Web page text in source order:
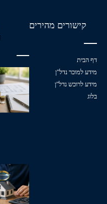
קישורים מהירים
דף הבית
מידע למוכר נדל"ן
מידע לרוכש נדל"ן
בלוג